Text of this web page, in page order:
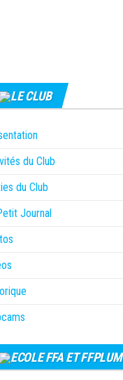
LE CLUB
du Club
du Club
Journal
ECOLE FFA ET FFPLUM